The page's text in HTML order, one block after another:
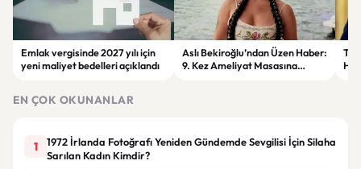
Emlak vergisinde 2027 yılı için
yeni maliyet bedelleri açıklandı
Aslı Bekiroğlu’ndan Üzen Haber:
9. Kez Ameliyat Masasına
EN ÇOK OKUNANLAR
1
1972 İrlanda Fotoğrafı Yeniden Gündemde Sevgilisi İçin Silaha
Sarılan Kadın Kimdir?